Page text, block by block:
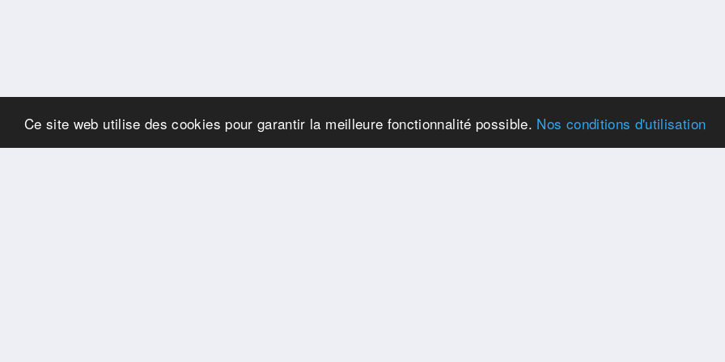
Ce site web utilise des cookies pour garantir la meilleure fonctionnalité possible. Nos conditions d'utilisation